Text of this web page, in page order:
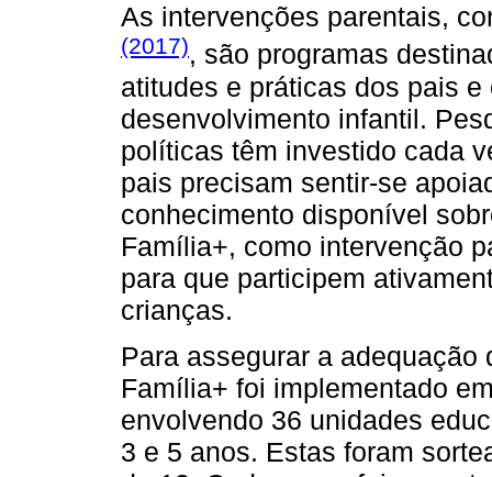
As intervenções parentais,
(2017), são programas
atitudes e práticas dos pais
desenvolvimento infantil.
políticas têm investido cada
pais precisam sentir-se
conhecimento disponível
Família+, como intervenção
para que participem
crianças.
Para assegurar a
Família+ foi implementado
envolvendo 36 unidades
3 e 5 anos. Estas foram